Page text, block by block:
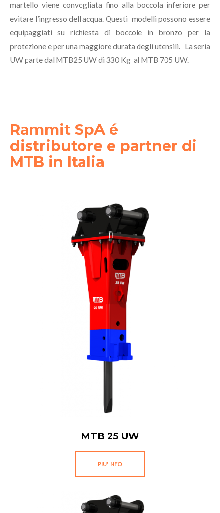
martello viene convogliata fino alla boccola inferiore per
evitare l’ingresso dell’acqua. Questi modelli possono essere
equipaggiati su richiesta di boccole in bronzo per la
protezione e per una maggiore durata degli utensili. La seria
UW parte dal MTB25 UW di 330 Kg al MTB 705 UW.
Rammit SpA é
distributore e partner di
MTB in Italia
MTB 25 UW
PIU' INFO